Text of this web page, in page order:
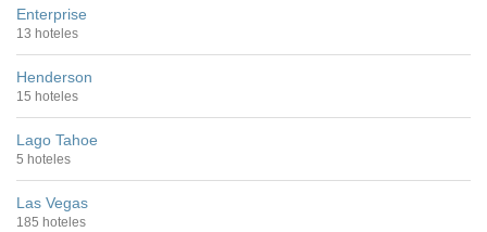
Enterprise
13 hoteles
Henderson
15 hoteles
Lago Tahoe
5 hoteles
Las Vegas
185 hoteles